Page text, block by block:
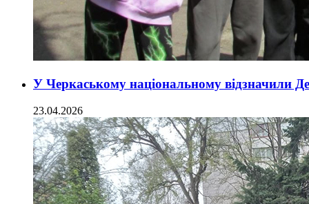
У Черкаському національному відзначили
23.04.2026